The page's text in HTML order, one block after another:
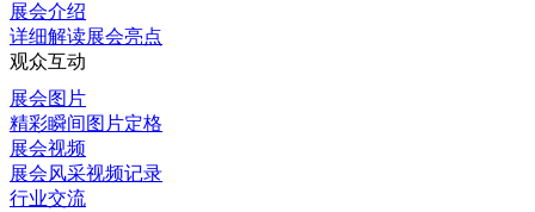
展会介绍
详细解读展会亮点
观众互动
展会图片
精彩瞬间图片定格
展会视频
展会风采视频记录
行业交流